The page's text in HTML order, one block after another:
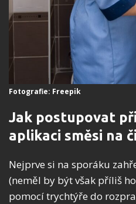
Fotografie: Freepik
Jak postupovat
aplikaci směsi na
Nejprve si na sporáku
(neměl by být však příliš
pomocí trychtýře do